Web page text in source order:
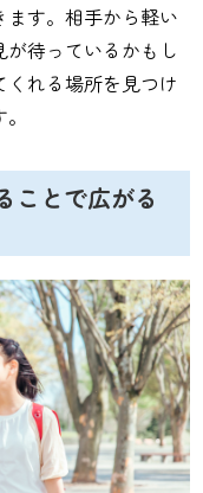
す。相手から軽い
待っているかもし
れる場所を見つけ
ことで広がる